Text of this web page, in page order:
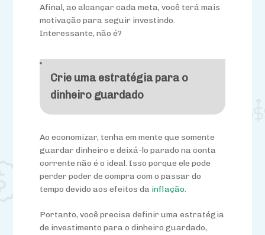
Afinal, ao alcançar cada meta, você terá mais
motivação para seguir investindo.
Interessante, não é?
Crie uma estratégia para o
dinheiro guardado
Ao economizar, tenha em mente que somente
guardar dinheiro e deixá-lo parado na conta
corrente não é o ideal. Isso porque ele pode
perder poder de compra com o passar do
tempo devido aos efeitos da inflação.
Portanto, você precisa definir uma estratégia
de investimento para o dinheiro guardado,